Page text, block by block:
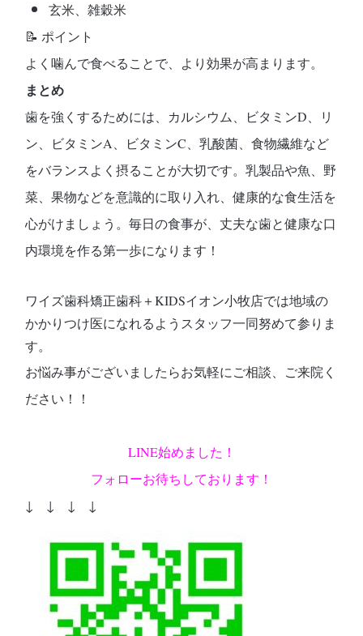
玄米、雑穀米
📝 ポイント
よく噛んで食べることで、より効果が高まります。
まとめ
歯を強くするためには、 カルシウム、ビタミンD、リ
ン、ビタミンA、ビタミンC、乳酸菌、食物繊維など
をバランスよく摂ることが大切です。乳製品や魚、野
菜、果物などを意識的に取り入れ、健康的な食生活を
心がけましょう。毎日の食事が、丈夫な歯と健康な口
内環境を作る第一歩になります！
ワイズ歯科矯正歯科＋KIDSイオン小牧店では地域の
かかりつけ医になれるようスタッフ一同努めて参りま
す。
お悩み事がございましたらお気軽にご相談、ご来院く
ださい！！
LINE始めました！
フォローお待ちしております！
↓ ↓ ↓ ↓